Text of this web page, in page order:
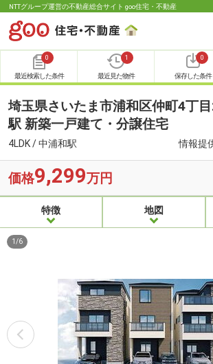
NTTグループ運営の不動産総合サイト goo住宅・不動産
0
最近検索した条件
1
最近見た物件
0
保存した条件
埼玉県さいたま市浦和区仲町4丁
駅 新築一戸建て・分譲住宅
4LDK / 中浦和駅 情報提
価格9,299万円
特徴 地図
1 /6